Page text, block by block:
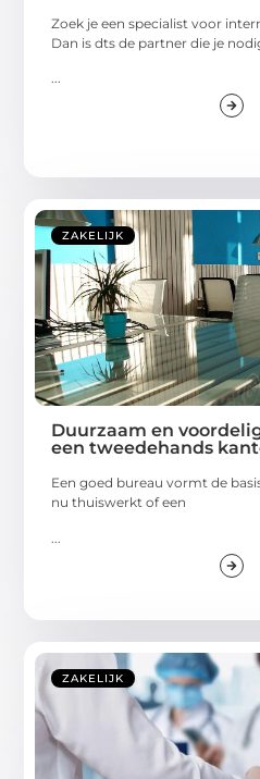
Zoek je een specialist voor
Dan is dts de partner die je
...
ZAKELIJK
Duurzaam en
een tweedehands
Een goed bureau vormt de
nu thuiswerkt of een
ZAKELIJK